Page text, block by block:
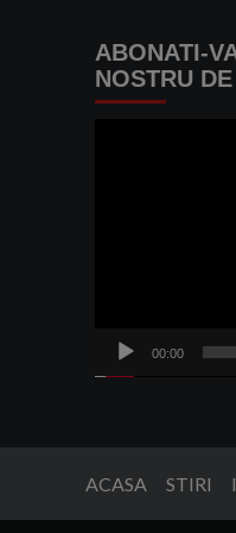
ABONATI-
NOSTRU
00:00
ACASA STIRI